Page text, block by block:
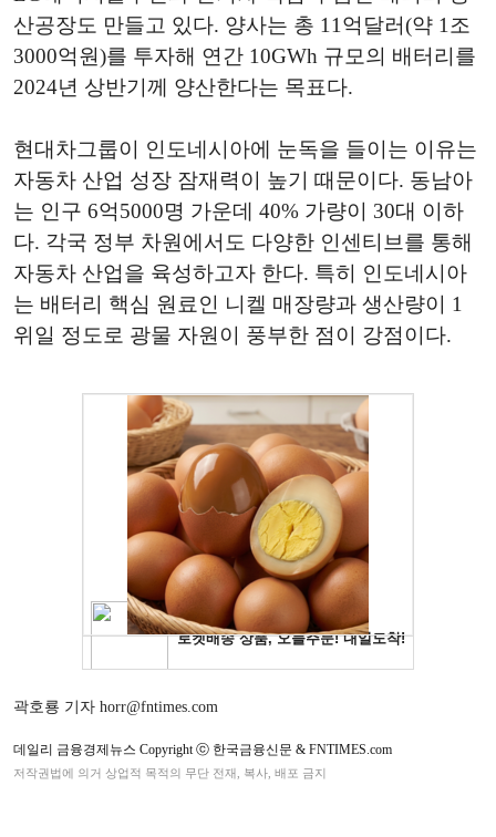
산공장도 만들고 있다. 양사는 총 11억달러(약 1조
3000억원)를 투자해 연간 10GWh 규모의 배터리를
2024년 상반기께 양산한다는 목표다.
현대차그룹이 인도네시아에 눈독을 들이는 이유는
자동차 산업 성장 잠재력이 높기 때문이다. 동남아
는 인구 6억5000명 가운데 40% 가량이 30대 이하
다. 각국 정부 차원에서도 다양한 인센티브를 통해
자동차 산업을 육성하고자 한다. 특히 인도네시아
는 배터리 핵심 원료인 니켈 매장량과 생산량이 1
위일 정도로 광물 자원이 풍부한 점이 강점이다.
곽호룡 기자 horr@fntimes.com
데일리 금융경제뉴스 Copyright ⓒ 한국금융신문 & FNTIMES.com
저작권법에 의거 상업적 목적의 무단 전재, 복사, 배포 금지